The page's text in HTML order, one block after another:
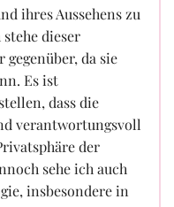
ihres Aussehens zu
dieser
gegenüber, da sie
Es ist
dass die
verantwortungsvoll
der
sehe ich auch
insbesondere in